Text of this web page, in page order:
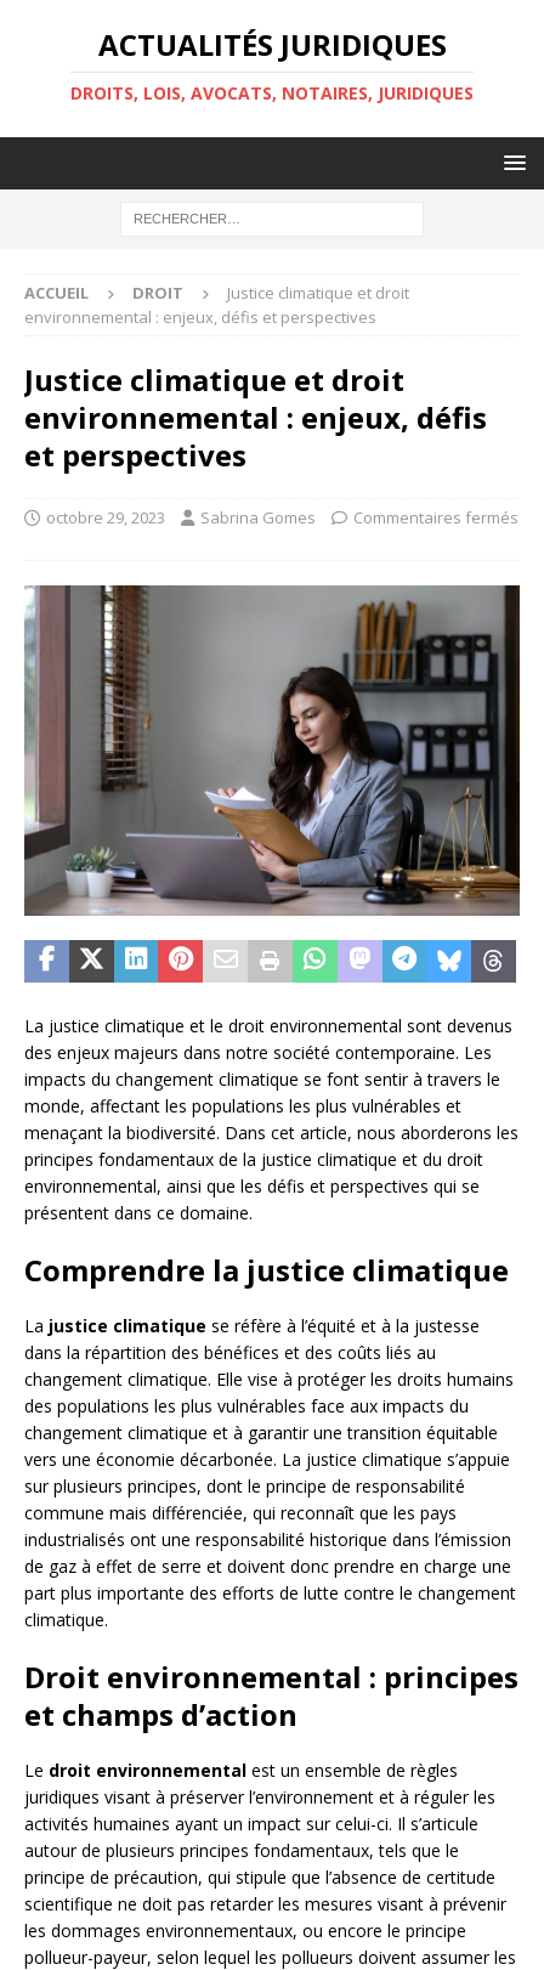
ACTUALITÉS JURIDIQUES
DROITS, LOIS, AVOCATS, NOTAIRES, JURIDIQUES
ACCUEIL DROIT
Justice climatique et droit
environnemental : enjeux, défis et perspectives
Justice climatique et droit
environnemental : enjeux, défis
et perspectives
octobre 29, 2023 Sabrina Gomes Commentaires fermés
La justice climatique et le droit environnemental sont devenus
des enjeux majeurs dans notre société contemporaine. Les
impacts du changement climatique se font sentir à travers le
monde, affectant les populations les plus vulnérables et
menaçant la biodiversité. Dans cet article, nous aborderons les
principes fondamentaux de la justice climatique et du droit
environnemental, ainsi que les défis et perspectives qui se
présentent dans ce domaine.
Comprendre la justice climatique
La justice climatique se réfère à l’équité et à la justesse
dans la répartition des bénéfices et des coûts liés au
changement climatique. Elle vise à protéger les droits humains
des populations les plus vulnérables face aux impacts du
changement climatique et à garantir une transition équitable
vers une économie décarbonée. La justice climatique s’appuie
sur plusieurs principes, dont le principe de responsabilité
commune mais différenciée, qui reconnaît que les pays
industrialisés ont une responsabilité historique dans l’émission
de gaz à effet de serre et doivent donc prendre en charge une
part plus importante des efforts de lutte contre le changement
climatique.
Droit environnemental : principes
et champs d’action
Le droit environnemental est un ensemble de règles
juridiques visant à préserver l’environnement et à réguler les
activités humaines ayant un impact sur celui-ci. Il s’articule
autour de plusieurs principes fondamentaux, tels que le
principe de précaution, qui stipule que l’absence de certitude
scientifique ne doit pas retarder les mesures visant à prévenir
les dommages environnementaux, ou encore le principe
pollueur-payeur, selon lequel les pollueurs doivent assumer les